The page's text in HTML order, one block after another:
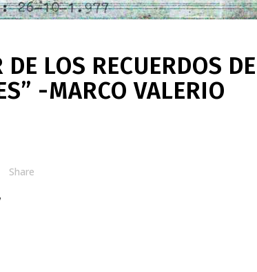
LOS RECUERDOS DE
-MARCO VALERIO
Share